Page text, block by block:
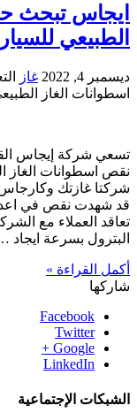
ايجاس تبحث
الطبيعي
ديسمبر 4, 2022 غاز
اسطوانات الغاز
تسعي شركة إيجاس
نقص اسطوانات الغاز
شركتا غازتك وكارجاس
قد شهدت نقص في
تعاقد العملاء مع
البترول بسرعة ايجاد
أكمل القراءة »
شاركها
Facebook
Twitter
Google +
LinkedIn
الشبكات الإجتماعية